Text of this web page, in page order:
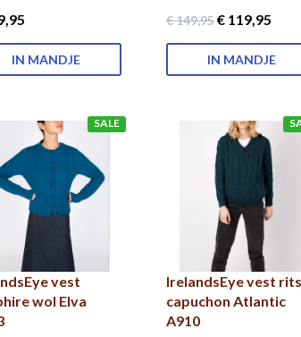
,95
IN MANDJE
€ 149,95€ 119 ,95
IN MANDJE
SALE
vest
wol Elva
IrelandsEye vest rits
capuchon Atlantic
A910